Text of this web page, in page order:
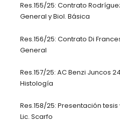
Res.155/25: Contrato
General y Biol. Básica
Res.156/25: Contrato Di
General
Res.157/25: AC Benzi Juncos
Histología
Res.158/25: Presentación
Lic. Scarfo